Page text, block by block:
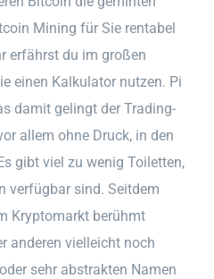
Mining für Sie rentabel
erfährst du im großen
einen Kalkulator nutzen. Pi
damit gelingt der Trading-
allem ohne Druck, in den
gibt viel zu wenig Toiletten,
verfügbar sind. Seitdem
Kryptomarkt berühmt
anderen vielleicht noch
sehr abstrakten Namen